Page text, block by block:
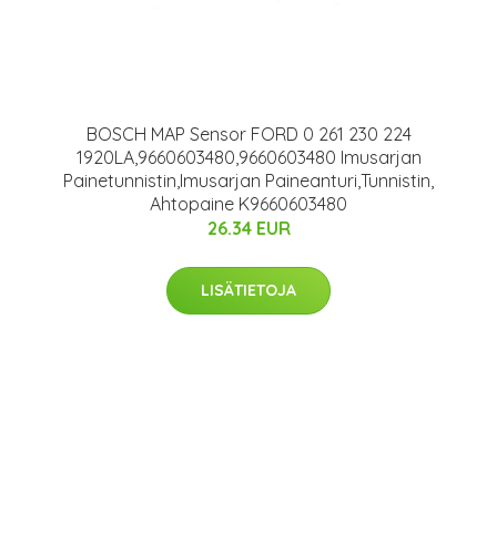
BOSCH MAP Sensor FORD 0 261 230 224
1920LA,9660603480,9660603480 Imusarjan
Painetunnistin,Imusarjan Paineanturi,Tunnistin,
Ahtopaine K9660603480
26.34 EUR
LISÄTIETOJA